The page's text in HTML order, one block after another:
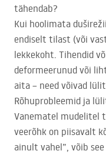
tähendab?
Kui hoolimata
endiselt tilast (või
lekkekoht. Tihendid
deformeerunud või
aita – need võivad
Rõhuprobleemid ja
Vanematel mudelitel
veerõhk on piisavalt
ainult vahel”, võib